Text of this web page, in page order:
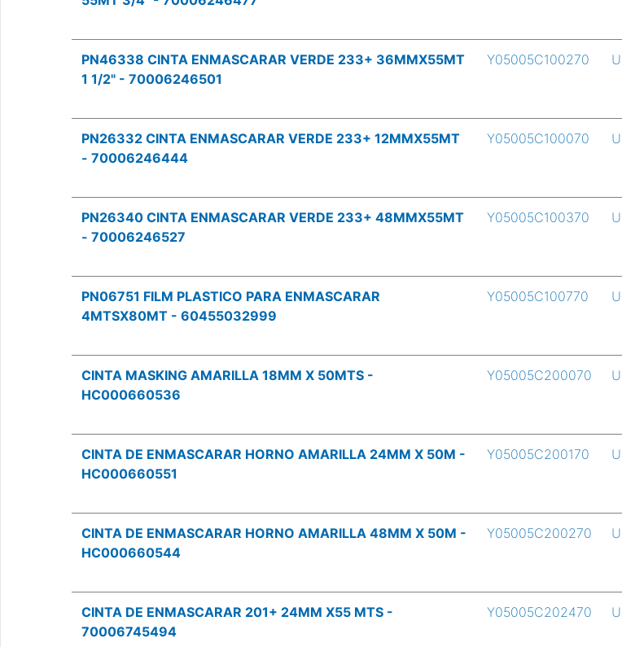
PN46338 CINTA ENMASCARAR VERDE 233+ 36MMX55MT
1 1/2" - 70006246501
Y05005C100270
PN26332 CINTA ENMASCARAR VERDE 233+ 12MMX55MT
- 70006246444
Y05005C100070
PN26340 CINTA ENMASCARAR VERDE 233+ 48MMX55MT
- 70006246527
Y05005C100370
PN06751 FILM PLASTICO PARA ENMASCARAR
4MTSX80MT - 60455032999
Y05005C100770
CINTA MASKING AMARILLA 18MM X 50MTS -
HC000660536
Y05005C200070
CINTA DE ENMASCARAR HORNO AMARILLA 24MM X 50M -
HC000660551
Y05005C200170
CINTA DE ENMASCARAR HORNO AMARILLA 48MM X 50M -
HC000660544
Y05005C200270
CINTA DE ENMASCARAR 201+ 24MM X55 MTS -
70006745494
Y05005C202470